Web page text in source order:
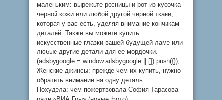
маленьким: вырежьте ресницы и рот из кусочка
черной кожи или любой другой черной ткани,
которая у вас есть, уделяя внимание кончикам
деталей. Также вы можете купить
искусственные глазки вашей будущей ламе или
любые другие детали для ее мордочки.
(adsbygoogle = window.adsbygoogle || []).push({});
Женские джинсы: прежде чем их купить, нужно
обратить внимание на одну деталь
Похудела: чем пожертвовала София Тарасова